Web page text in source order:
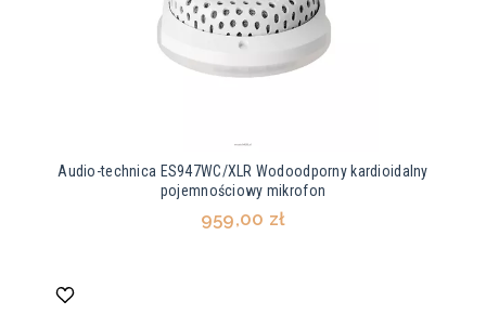
Audio-technica ES947WC/XLR Wodoodporny kardioidalny
pojemnościowy mikrofon
959,00 zł